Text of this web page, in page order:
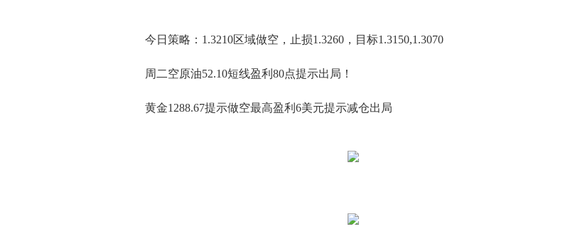
今日策略：1.3210区域做空，止损1.3260，目标1.3150,1.3070
周二空原油52.10短线盈利80点提示出局！
黄金1288.67提示做空最高盈利6美元提示减仓出局